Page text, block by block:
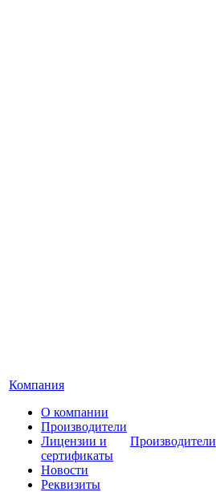
Компания
О компании
Производители
Лицензии и
сертификаты
Новости
Реквизиты
Производители